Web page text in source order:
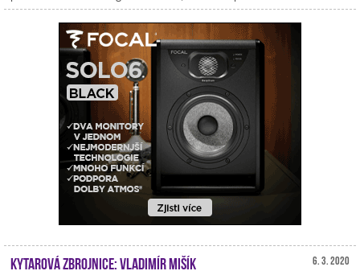
6. 3. 2020
Kytarová zbrojnice: Vladimír Mišík